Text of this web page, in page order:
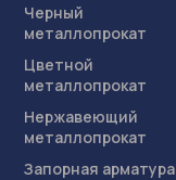
Черный
металлопрокат
Цветной
металлопрокат
Нержавеющий
металлопрокат
Запорная арматура